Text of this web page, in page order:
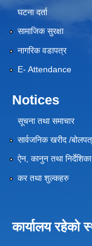
घटना दर्ता
सामाजिक सुरक्षा
नागरिक वडापत्र
E- Attendance
Notices
सूचना तथा समाचार
सार्वजनिक खरीद /
ऐन, कानुन तथा निर्देशिका
कर तथा शुल्कहरु
कार्यालय रहेको